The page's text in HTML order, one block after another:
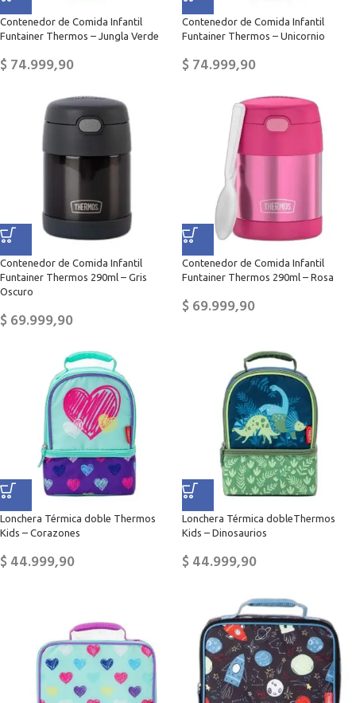
Contenedor de Comida Infantil
Funtainer Thermos – Jungla Verde
$74.999,90
Contenedor de Comida Infantil
Funtainer Thermos – Unicornio
$74.999,90
Contenedor de Comida Infantil
Funtainer Thermos 290ml – Gris
Oscuro
$69.999,90
Contenedor de Comida Infantil
Funtainer Thermos 290ml – Rosa
$69.999,90
Lonchera Térmica doble Thermos
Kids – Corazones
$44.999,90
Lonchera Térmica dobleThermos
Kids – Dinosaurios
$44.999,90